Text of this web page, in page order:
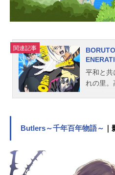
関連記事
平和と共
れの里
え、忍の
るボル
学校（ア
Butlers～千年百年物語～